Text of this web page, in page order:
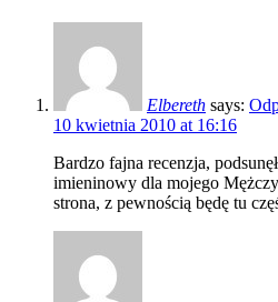
Elbereth says:
10 kwietnia 2010 at 16:16
Bardzo fajna recenzja,
imieninowy dla mojego
strona, z pewnością będę tu